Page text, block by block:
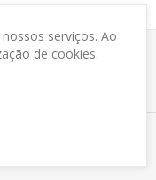
serviços. Ao
de cookies.